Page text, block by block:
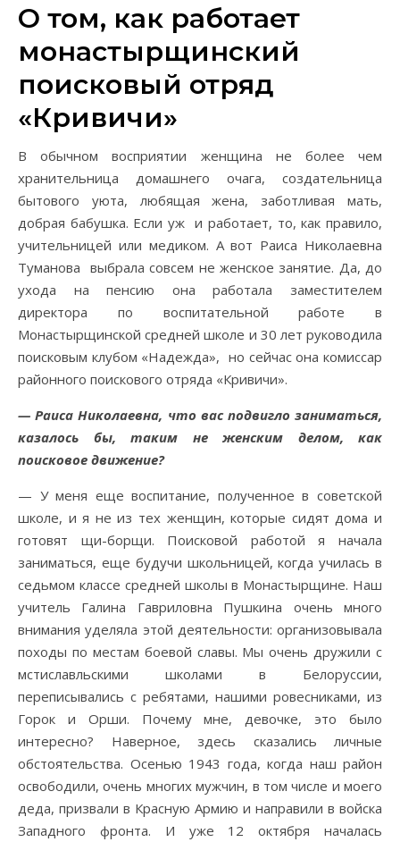
О том, как работает
монастырщинский
поисковый отряд
«Кривичи»
В обычном восприятии женщина не более чем
хранительница домашнего очага, создательница
бытового уюта, любящая жена, заботливая мать,
добрая бабушка. Если уж и работает, то, как правило,
учительницей или медиком. А вот Раиса Николаевна
Туманова выбрала совсем не женское занятие. Да, до
ухода на пенсию она работала заместителем
директора по воспитательной работе в
Монастырщинской средней школе и 30 лет руководила
поисковым клубом «Надежда», но сейчас она комиссар
районного поискового отряда «Кривичи».
— Раиса Николаевна, что вас подвигло заниматься,
казалось бы, таким не женским делом, как
поисковое движение?
— У меня еще воспитание, полученное в советской
школе, и я не из тех женщин, которые сидят дома и
готовят щи-борщи. Поисковой работой я начала
заниматься, еще будучи школьницей, когда училась в
седьмом классе средней школы в Монастырщине. Наш
учитель Галина Гавриловна Пушкина очень много
внимания уделяла этой деятельности: организовывала
походы по местам боевой славы. Мы очень дружили с
мстиславльскими школами в Белоруссии,
переписывались с ребятами, нашими ровесниками, из
Горок и Орши. Почему мне, девочке, это было
интересно? Наверное, здесь сказались личные
обстоятельства. Осенью 1943 года, когда наш район
освободили, очень многих мужчин, в том числе и моего
деда, призвали в Красную Армию и направили в войска
Западного фронта. И уже 12 октября началась